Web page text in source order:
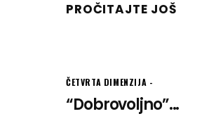
PROČITAJTE JOŠ
ČETVRTA DIMENZIJA
“Dobrovoljno”...